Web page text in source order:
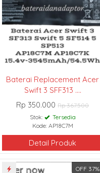
Baterai Replacement Acer
Swift 3 SFF313 ....
Rp 350.000Rp 367.500
Stok:
Tersedia
Kode: AP18C7M
Detail Produk
OFF 37%